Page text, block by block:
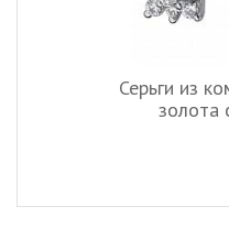
Серьги из
золота